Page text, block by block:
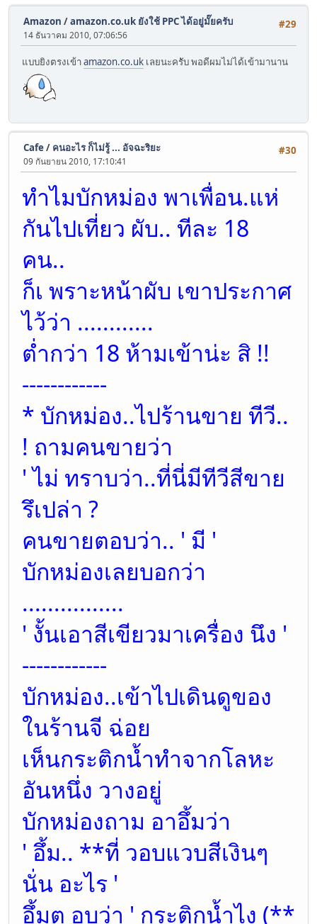
#29
Amazon /amazon.co.uk ยังใช้ PPC ได้อยู่มั๊ยครับ
14 ธันวาคม 2010, 07:06:56
แบบยิงตรงเข้าamazon.co.uk เลยนะครับ พอดีผมไม่ได้เข้ามานาน
#30
Cafe/
09 กันยายน 2010, 17:10:41
ทำไมบักหม่อง พาเพื่อน.แห่
กันไปเที่ยว ผับ.. ทีละ 18
คน..
ก็เ พราะหน้าผับ เขาประกาศ
ไว้ว่า ............
ต่ำกว่า 18 ห้ามเข้าน่ะ สิ !!
------------
* บักหม่อง..ไปร้านขาย ทีวี..
! ถามคนขายว่า
' ไม่ ทราบว่า..ที่นี่มีทีวีสีขาย
รึเปล่า ?
คนขายตอบว่า.. ' มี '
บักหม่องเลยบอกว่า
................
' งั้นเอาสีเขียวมาเครื่อง นึง '
------------
บักหม่อง..เข้าไปเดินดูของ
ในร้านจี ฉ่อย
เห็นกระติกน้ำทำจากโลหะ
อันหนึ่ง วางอยู่
บักหม่องถาม อาอึ้มว่า
' อึ้ม.. **ที่ วอบแวบสีเงินๆ
นั่น อะไร '
อึ้มต อบว่า ' กระติกน้ำไง (**